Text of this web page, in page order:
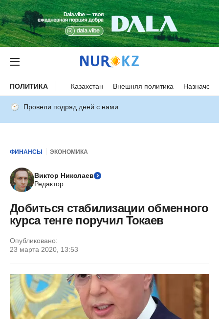
ПОЛИТИКА Казахстан Внешняя политика
Провели подряд дней с нами
ФИНАНСЫ ЭКОНОМИКА
Виктор Николаев
Редактор
Добиться стабилизации обменного
курса тенге поручил Токаев
Опубликовано:
23 марта 2020, 13:53